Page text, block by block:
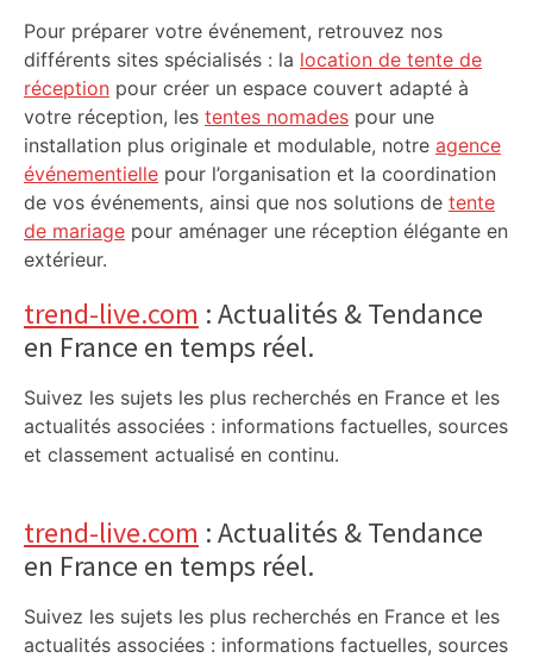
Pour préparer votre événement, retrouvez nos
différents sites spécialisés : la location de tente de
réception pour créer un espace couvert adapté à
votre réception, les tentes nomades pour une
installation plus originale et modulable, notre agence
événementielle pour l’organisation et la coordination
de vos événements, ainsi que nos solutions de tente
de mariage pour aménager une réception élégante en
extérieur.
trend-live.com : Actualités & Tendance
en France en temps réel.
Suivez les sujets les plus recherchés en France et les
actualités associées : informations factuelles, sources
et classement actualisé en continu.
trend-live.com : Actualités & Tendance
en France en temps réel.
Suivez les sujets les plus recherchés en France et les
actualités associées : informations factuelles, sources